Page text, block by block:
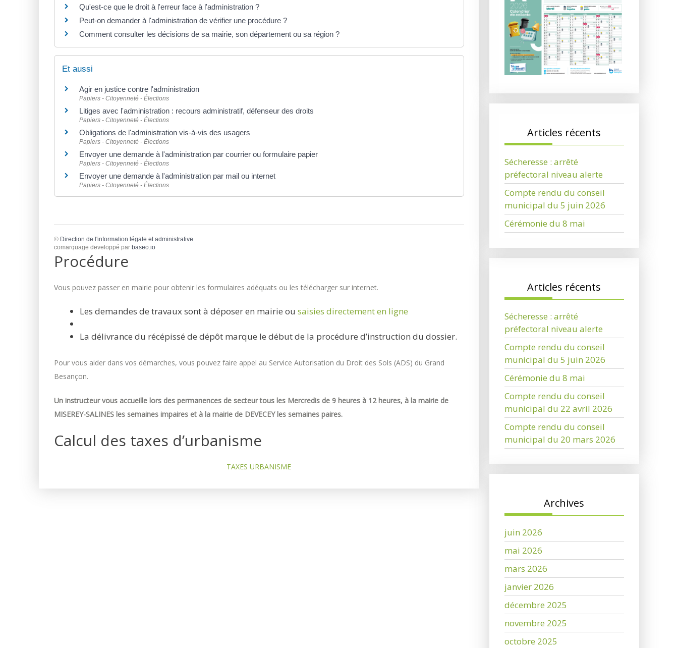
Qu'est-ce que le droit à l'erreur face à l'administration ?
Peut-on demander à l'administration de vérifier une procédure ?
Comment consulter les décisions de sa mairie, son département ou sa région ?
Et aussi
Agir en justice contre l'administration
Papiers - Citoyenneté - Élections
Litiges avec l'administration : recours administratif, défenseur des droits
Papiers - Citoyenneté - Élections
Obligations de l'administration vis-à-vis des usagers
Papiers - Citoyenneté - Élections
Envoyer une demande à l'administration par courrier ou formulaire papier
Papiers - Citoyenneté - Élections
Envoyer une demande à l'administration par mail ou internet
Papiers - Citoyenneté - Élections
© Direction de l'information légale et administrative
comarquage developpé par baseo.io
Procédure
Vous pouvez passer en mairie pour obtenir les formulaires adéquats ou les télécharger sur internet.
Les demandes de travaux sont à déposer en mairie ou saisies directement en ligne
La délivrance du récépissé de dépôt marque le début de la procédure d’instruction du dossier.
Pour vous aider dans vos démarches, vous pouvez faire appel au Service Autorisation du Droit des Sols (ADS) du Grand
Besançon.
Un instructeur vous accueille lors des permanences de secteur tous les Mercredis de 9 heures à 12 heures, à la mairie de
MISEREY-SALINES les semaines impaires et à la mairie de DEVECEY les semaines paires.
Calcul des taxes d’urbanisme
TAXES URBANISME
Articles récents
Sécheresse : arrêté
préfectoral niveau alerte
Compte rendu du conseil
municipal du 5 juin 2026
Cérémonie du 8 mai
Articles récents
Sécheresse : arrêté
préfectoral niveau alerte
Compte rendu du conseil
municipal du 5 juin 2026
Cérémonie du 8 mai
Compte rendu du conseil
municipal du 22 avril 2026
Compte rendu du conseil
municipal du 20 mars 2026
Archives
juin 2026
mai 2026
mars 2026
janvier 2026
décembre 2025
novembre 2025
octobre 2025